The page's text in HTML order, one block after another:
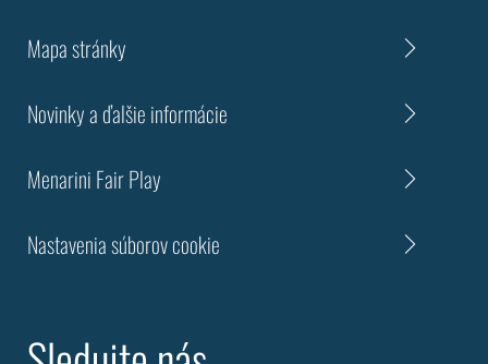
Mapa stránky
Novinky a ďalšie informácie
Menarini Fair Play
Nastavenia súborov cookie